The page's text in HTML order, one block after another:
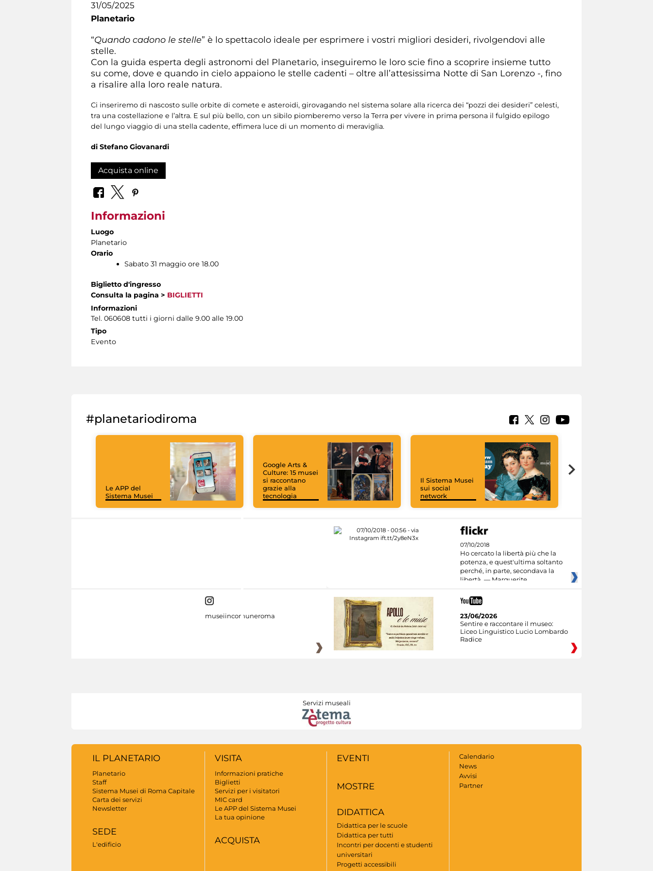
31/05/2025
Planetario
“Quando cadono le stelle” è lo spettacolo ideale per esprimere i vostri migliori desideri, rivolgendovi alle
stelle.
Con la guida esperta degli astronomi del Planetario, inseguiremo le loro scie fino a scoprire insieme tutto
su come, dove e quando in cielo appaiono le stelle cadenti – oltre all’attesissima Notte di San Lorenzo -, fino
a risalire alla loro reale natura.
Ci inseriremo di nascosto sulle orbite di comete e asteroidi, girovagando nel sistema solare alla ricerca dei “pozzi dei desideri” celesti,
tra una costellazione e l’altra. E sul più bello, con un sibilo piomberemo verso la Terra per vivere in prima persona il fulgido epilogo
del lungo viaggio di una stella cadente, effimera luce di un momento di meraviglia.
di Stefano Giovanardi
Acquista online
Informazioni
Luogo
Planetario
Orario
Sabato 31 maggio ore 18.00
Biglietto d'ingresso
Consulta la pagina > BIGLIETTI
Informazioni
Tel. 060608 tutti i giorni dalle 9.00 alle 19.00
Tipo
Evento
#planetariodiroma
Le APP del
Sistema Musei
Google Arts &
Culture: 15 musei
si raccontano
grazie alla
tecnologia
Il Sistema Musei
sui social
network
07/10/2018
Ho cercato la libertà più che la
potenza, e quest'ultima soltanto
perché, in parte, secondava la
libertà. — Marguerite
museiincomuneroma
23/06/2026
Sentire e raccontare il museo:
Liceo Linguistico Lucio Lombardo
Radice
Servizi museali
IL PLANETARIO
Planetario
Staff
Sistema Musei di Roma Capitale
Carta dei servizi
Newsletter
SEDE
L'edificio
VISITA
Informazioni pratiche
Biglietti
Servizi per i visitatori
MIC card
Le APP del Sistema Musei
La tua opinione
ACQUISTA
EVENTI
MOSTRE
DIDATTICA
Didattica per le scuole
Didattica per tutti
Incontri per docenti e studenti
universitari
Progetti accessibili
Calendario
News
Avvisi
Partner